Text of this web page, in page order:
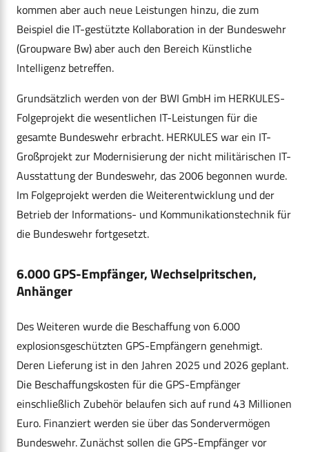
kommen aber auch neue Leistungen hinzu, die zum
Beispiel die IT-gestützte Kollaboration in der Bundeswehr
(Groupware Bw) aber auch den Bereich Künstliche
Intelligenz betreffen.
Grundsätzlich werden von der BWI GmbH im HERKULES-
Folgeprojekt die wesentlichen IT-Leistungen für die
gesamte Bundeswehr erbracht. HERKULES war ein IT-
Großprojekt zur Modernisierung der nicht militärischen IT-
Ausstattung der Bundeswehr, das 2006 begonnen wurde.
Im Folgeprojekt werden die Weiterentwicklung und der
Betrieb der Informations- und Kommunikationstechnik für
die Bundeswehr fortgesetzt.
6.000 GPS-Empfänger, Wechselpritschen,
Anhänger
Des Weiteren wurde die Beschaffung von 6.000
explosionsgeschützten GPS-Empfängern genehmigt.
Deren Lieferung ist in den Jahren 2025 und 2026 geplant.
Die Beschaffungskosten für die GPS-Empfänger
einschließlich Zubehör belaufen sich auf rund 43 Millionen
Euro. Finanziert werden sie über das Sondervermögen
Bundeswehr. Zunächst sollen die GPS-Empfänger vor